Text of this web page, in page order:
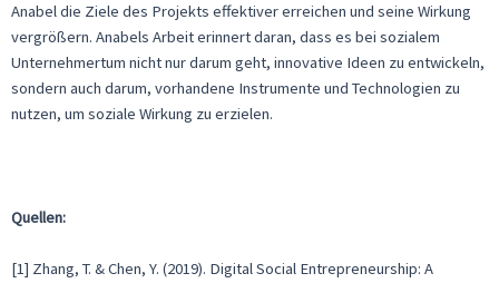
Anabel die Ziele des Projekts effektiver erreichen und seine Wirkung
vergrößern. Anabels Arbeit erinnert daran, dass es bei sozialem
Unternehmertum nicht nur darum geht, innovative Ideen zu entwickeln,
sondern auch darum, vorhandene Instrumente und Technologien zu
nutzen, um soziale Wirkung zu erzielen.
Quellen:
[1] Zhang, T. & Chen, Y. (2019). Digital Social Entrepreneurship: A